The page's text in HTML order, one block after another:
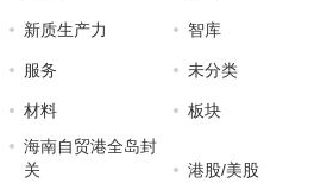
新质生产力 智库
服务 未分类
材料
板块
海南自贸港全岛封
关
港股/美股